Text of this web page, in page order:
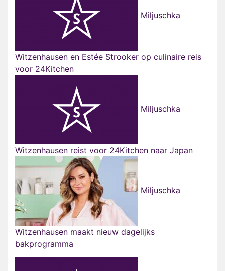
Miljuschka
Witzenhausen en Estée Strooker op culinaire reis
voor 24Kitchen
Miljuschka
Witzenhausen reist voor 24Kitchen naar Japan
Miljuschka
Witzenhausen maakt nieuw dagelijks
bakprogramma